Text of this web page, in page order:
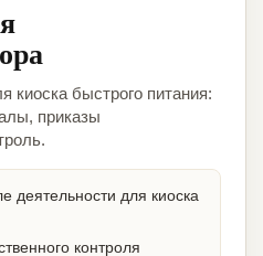
киоска быстрого питания:
приказы
деятельности для киоска
контроля